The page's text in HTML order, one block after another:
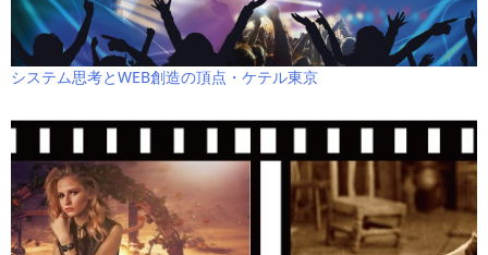
システム思考とWEB創造の頂点・ケテル東京